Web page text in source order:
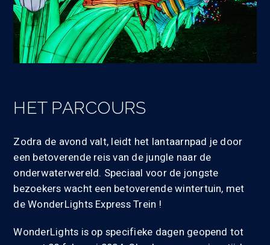
HET PARCOURS
Zodra de avond valt, leidt het lantaarnpad je door
een betoverende reis van de jungle naar de
onderwaterwereld. Speciaal voor de jongste
bezoekers wacht een betoverende wintertuin, met
de WonderLights Express Trein !
WonderLights is op specifieke dagen geopend tot